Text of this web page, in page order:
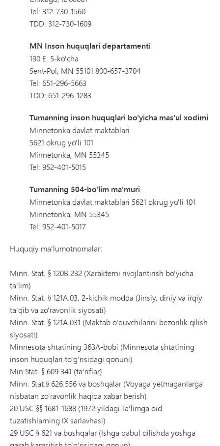
Tel: 312-730-1560
TDD: 312-730-1609
MN Inson huquqlari departamenti
190 E. 5-ko'cha
Sent-Pol, MN 55101 800-657-3704
Tel: 651-296-5663
TDD: 651-296-1283
Tumanning inson huquqlari bo'yicha mas'ul xodimi
Minnetonka davlat maktablari
5621 okrug yo'li 101
Minnetonka, MN 55345
Tel: 952-401-5015
Tumanning 504-bo'lim ma'muri
Minnetonka davlat maktablari 5621 okrug yo'li 101
Minnetonka, MN 55345
Tel: 952-401-5017
Huquqiy ma'lumotnomalar:
Minn. Stat. § 120B.232 (Xarakterni rivojlantirish bo'yicha
ta'lim)
Minn. Stat. § 121A.03, 2-kichik modda (Jinsiy, diniy va irqiy
ta'qib va ​​zo'ravonlik siyosati)
Minn. Stat. § 121A.031 (Maktab o'quvchilarini bezorilik qilish
siyosati)
Minnesota shtatining 363A-bobi (Minnesota shtatining
inson huquqlari to'g'risidagi qonuni)
Min.Stat. § 609.341 (ta'riflar)
Minn. Stat.§ 626.556 va boshqalar (Voyaga yetmaganlarga
nisbatan zo'ravonlik haqida xabar berish)
20 USC §§ 1681-1688 (1972 yildagi Ta'limga oid
tuzatishlarning IX sarlavhasi)
29 USC § 621 va boshqalar (Ishga qabul qilishda yoshga